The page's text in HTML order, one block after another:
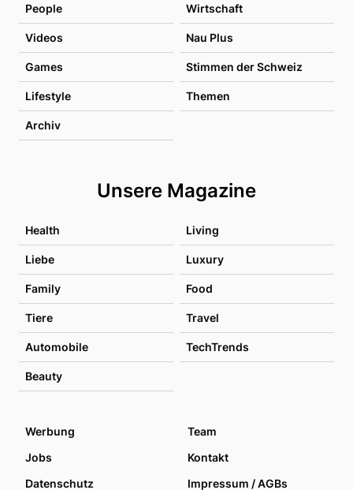
People Wirtschaft
Videos Nau Plus
Games Stimmen der Schweiz
Lifestyle Themen
Archiv
Unsere Magazine
Health Living
Liebe Luxury
Family Food
Tiere Travel
Automobile TechTrends
Beauty
Werbung
Team
Jobs
Kontakt
Datenschutz
Impressum / AGBs